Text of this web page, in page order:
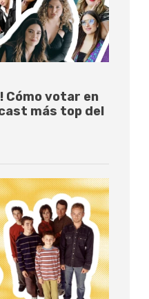
Cómo votar en
más top del